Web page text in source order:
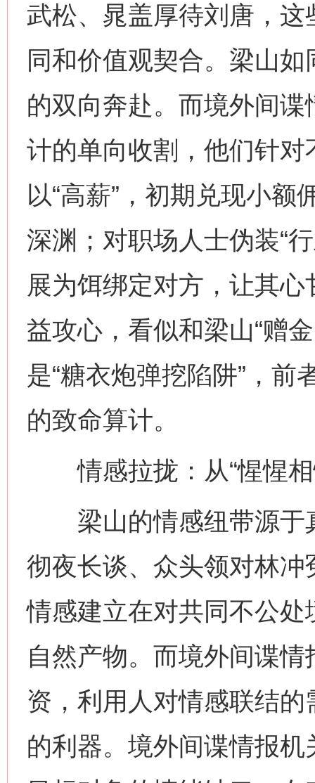
武松、晁盖厚待刘唐，
同和价值观契合。梁山
的双向奔赴。而境外间
计的单向收割，他们针
以“高薪”，初期兑现小
深渊；对职场人士伪装“
展为饵绑定对方，让其
益攻心，看似和梁山“赠
是“糖衣炮弹挖陷阱”，
的致命算计。
情感拉拢：从“惺惺相
梁山的情感纽带源于
彻夜长谈、众头领对林
情感建立在对共同不公
自然产物。而境外间谍
资，利用人对情感联结的
的利器。境外间谍情报机